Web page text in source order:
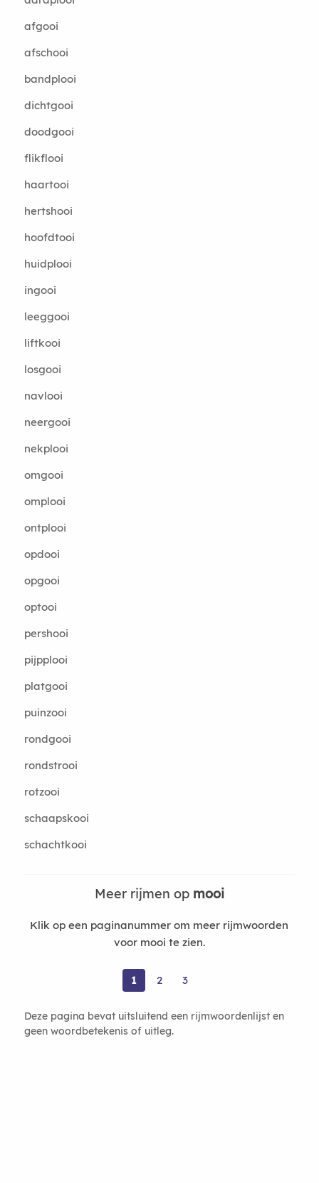
afgooi
afschooi
bandplooi
dichtgooi
doodgooi
flikflooi
haartooi
hertshooi
hoofdtooi
huidplooi
ingooi
leeggooi
liftkooi
losgooi
navlooi
neergooi
nekplooi
omgooi
omplooi
ontplooi
opdooi
opgooi
optooi
pershooi
pijpplooi
platgooi
puinzooi
rondgooi
rondstrooi
rotzooi
schaapskooi
schachtkooi
Meer rijmen op mooi
Klik op een paginanummer om meer rijmwoorden
voor mooi te zien.
1 2 3
Deze pagina bevat uitsluitend een rijmwoordenlijst en
geen woordbetekenis of uitleg.